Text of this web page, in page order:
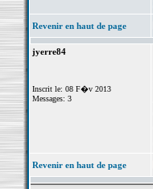
Revenir en haut de page
jyerre84
Inscrit le: 08 F�v 2013
Messages: 3
Revenir en haut de page